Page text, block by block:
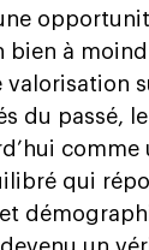
bien à
valorisation
du passé, le
qui